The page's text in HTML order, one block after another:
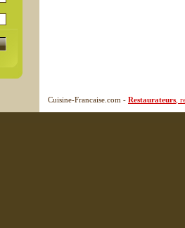
Cuisine-Francaise.com - Restaurateurs ,